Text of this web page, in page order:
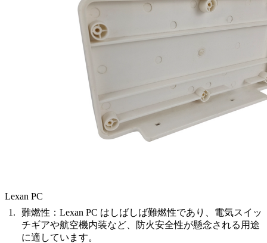
Lexan PC
難燃性 ：Lexan PC はしばしば難燃性であり、電気スイッ
チギアや航空機内装など、防火安全性が懸念される用途
に適しています。